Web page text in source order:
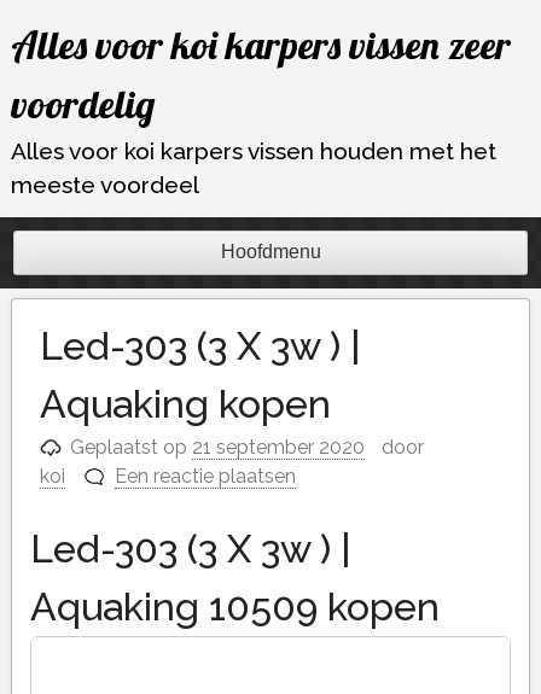
naar
inhoud
Alles voor koi karpers vissen zeer
voordelig
Alles voor koi karpers vissen houden met het
meeste voordeel
Hoofdmenu
Led-303 (3 X 3w ) |
Aquaking kopen
Geplaatst op 21 september 2020
door
koi
Een reactie plaatsen
Led-303 (3 X 3w ) |
Aquaking 10509 kopen